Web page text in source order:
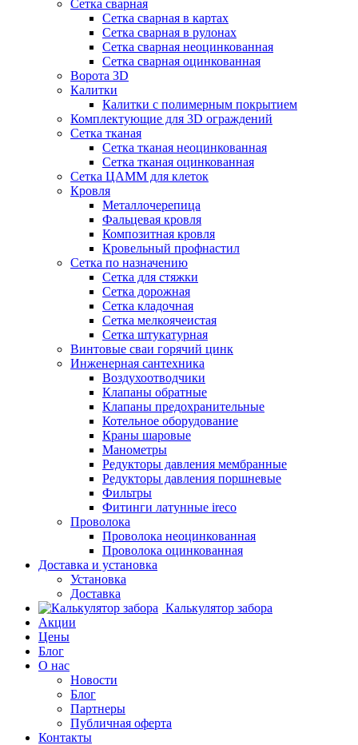
Сетка сварная
Сетка сварная в картах
Сетка сварная в рулонах
Сетка сварная неоцинкованная
Сетка сварная оцинкованная
Ворота 3D
Калитки
Калитки с полимерным покрытием
Комплектующие для 3D ограждений
Сетка тканая
Сетка тканая неоцинкованная
Сетка тканая оцинкованная
Сетка ЦАММ для клеток
Кровля
Металлочерепица
Фальцевая кровля
Композитная кровля
Кровельный профнастил
Сетка по назначению
Сетка для стяжки
Сетка дорожная
Сетка кладочная
Сетка мелкоячеистая
Сетка штукатурная
Винтовые сваи горячий цинк
Инженерная сантехника
Воздухоотводчики
Клапаны обратные
Клапаны предохранительные
Котельное оборудование
Краны шаровые
Манометры
Редукторы давления мембранные
Редукторы давления поршневые
Фильтры
Фитинги латунные ireco
Проволока
Проволока неоцинкованная
Проволока оцинкованная
Доставка и установка
Установка
Доставка
Калькулятор забора
Акции
Цены
Блог
О нас
Новости
Блог
Партнеры
Публичная оферта
Контакты